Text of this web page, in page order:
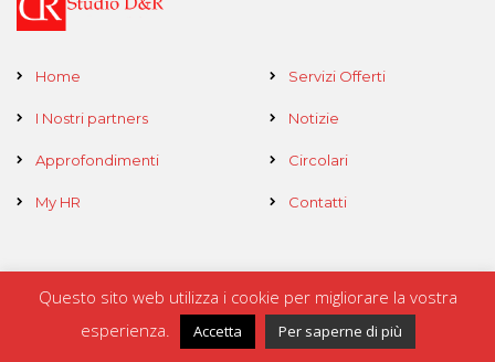
Home Servizi Offerti
I Nostri partners Notizie
Approfondimenti Circolari
My HR Contatti
Copyright © 2017-2019 - Develop by Kodo SRL
Questo sito web utilizza i cookie per migliorare la vostra
esperienza.
Accetta Per saperne di più